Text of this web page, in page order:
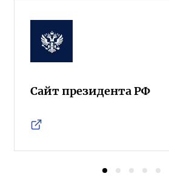
Сайт президента РФ